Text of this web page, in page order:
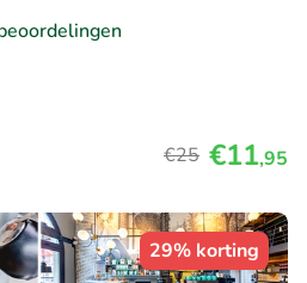
€25 €11,95
29% korting